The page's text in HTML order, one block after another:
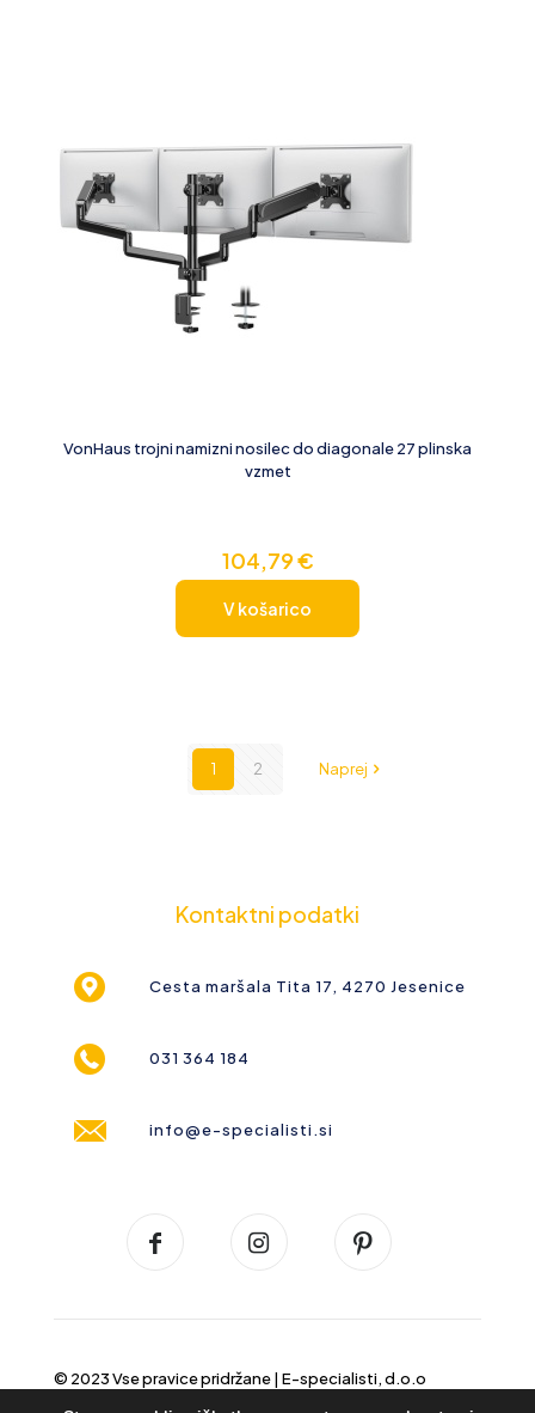
VonHaus trojni namizni nosilec do diagonale 27 plinska
vzmet
104,79€
V košarico
1 2 Naprej
Kontaktni podatki
Cesta maršala Tita 17, 4270 Jesenice
031 364 184
info@e-specialisti.si
© 2023 Vse pravice pridržane | E-specialisti, d.o.o